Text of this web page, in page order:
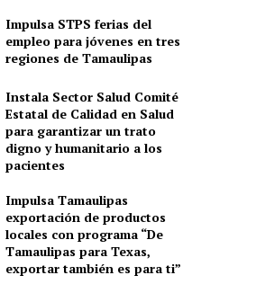
Impulsa STPS ferias del
empleo para jóvenes en tres
regiones de Tamaulipas
Instala Sector Salud Comité
Estatal de Calidad en Salud
para garantizar un trato
digno y humanitario a los
pacientes
Impulsa Tamaulipas
exportación de productos
locales con programa “De
Tamaulipas para Texas,
exportar también es para ti”